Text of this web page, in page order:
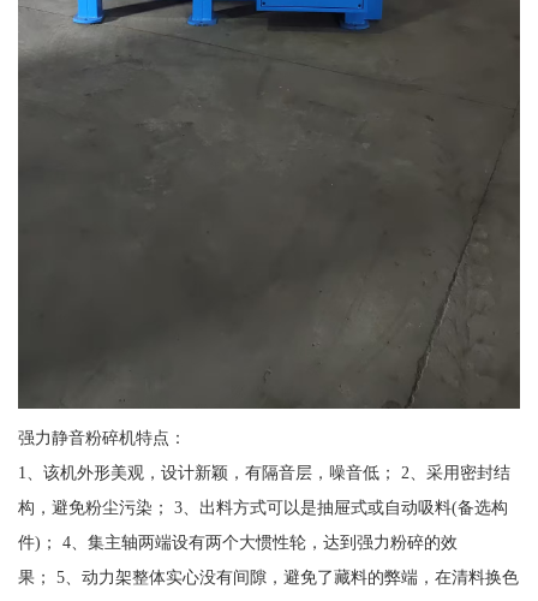
强力静音粉碎机特点：
1、该机外形美观，设计新颖，有隔音层，噪音低； 2、采用密封结
构，避免粉尘污染； 3、出料方式可以是抽屉式或自动吸料(备选构
件)； 4、集主轴两端设有两个大惯性轮，达到强力粉碎的效
果； 5、动力架整体实心没有间隙，避免了藏料的弊端，在清料换色